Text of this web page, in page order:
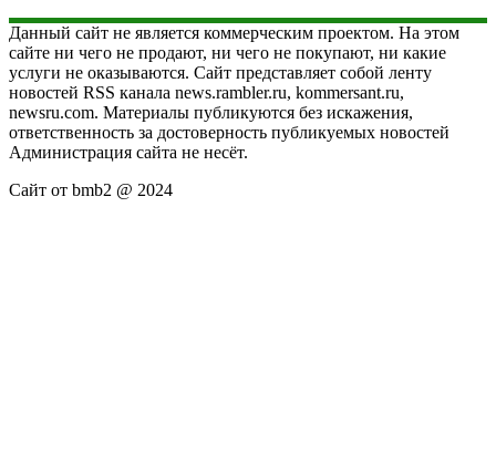
Данный сайт не является коммерческим проектом. На этом
сайте ни чего не продают, ни чего не покупают, ни какие
услуги не оказываются. Сайт представляет собой ленту
новостей RSS канала news.rambler.ru, kommersant.ru,
newsru.com. Материалы публикуются без искажения,
ответственность за достоверность публикуемых новостей
Администрация сайта не несёт.
Сайт от bmb2 @ 2024